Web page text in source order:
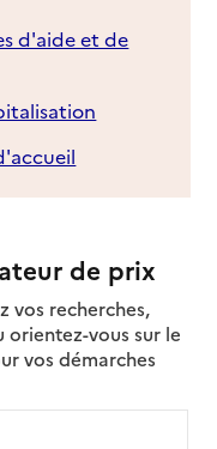
d'aide et de
de prix
vos recherches,
orientez-vous sur le
vos démarches